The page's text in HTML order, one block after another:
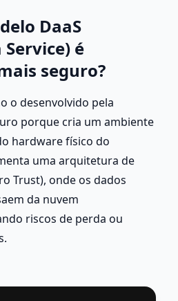
DaaS
é
seguro?
o desenvolvido pela
porque cria um ambiente
hardware físico do
uma arquitetura de
Trust), onde os dados
da nuvem
riscos de perda ou